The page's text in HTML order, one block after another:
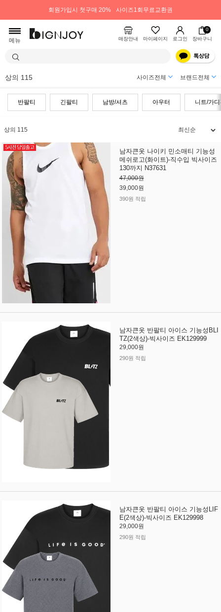
회원가입시 첫구매 20% 사이즈1회무료교환권
메뉴 매장안내 마이페이지 로그인
0
장바구니
상의 115 사이즈전체 브랜드전체
반팔티 긴팔티 남방/셔츠 아우터 니트/가
상의 115
남자큰옷 나이키 민소매티 기능성
메쉬로고(화이트)-직수입 빅사이즈
130까지 N37631
47,000원
39,000원
390원 적립
남자큰옷 반팔티 아이스 기능성BLI
TZ(2색상)-빅사이즈 EK129999
29,000원
290원 적립
남자큰옷 반팔티 아이스 기능성LIF
E(2색상)-빅사이즈 EK129998
29,000원
290원 적립